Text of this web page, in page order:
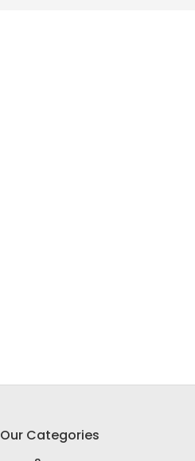
Our Categories